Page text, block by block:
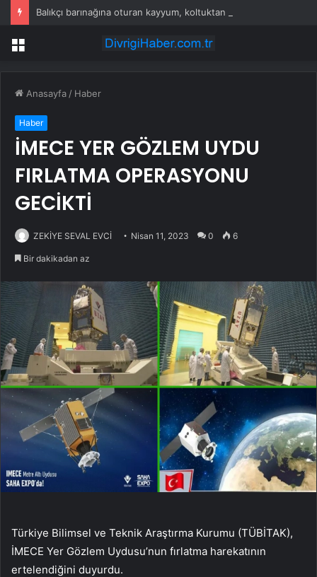
Balıkçı barınağına oturan kayyum, koltuktan kalkmıyor
Menü
Anasayfa / Haber
Haber
İMECE YER GÖZLEM UYDU
FIRLATMA OPERASYONU
GECİKTİ
ZEKİYE SEVAL EVCİ Nisan 11, 2023 0 6
Bir dakikadan az
Türkiye Bilimsel ve Teknik Araştırma Kurumu (TÜBİTAK),
İMECE Yer Gözlem Uydusu’nun fırlatma harekatının
ertelendiğini duyurdu.